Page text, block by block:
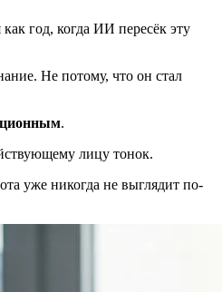
год, когда ИИ пересёк эту
Не потому, что он стал
.
лицу тонок.
уже никогда не выглядит по-